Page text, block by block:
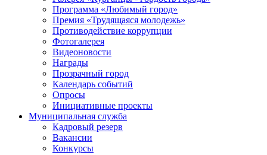
Программа «Любимый город»
Премия «Трудящаяся молодежь»
Противодействие коррупции
Фотогалерея
Видеоновости
Награды
Прозрачный город
Календарь событий
Опросы
Инициативные проекты
Муниципальная служба
Кадровый резерв
Вакансии
Конкурсы